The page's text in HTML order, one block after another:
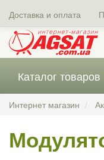
Доставка и оплата
Каталог товаров
Интернет магазин